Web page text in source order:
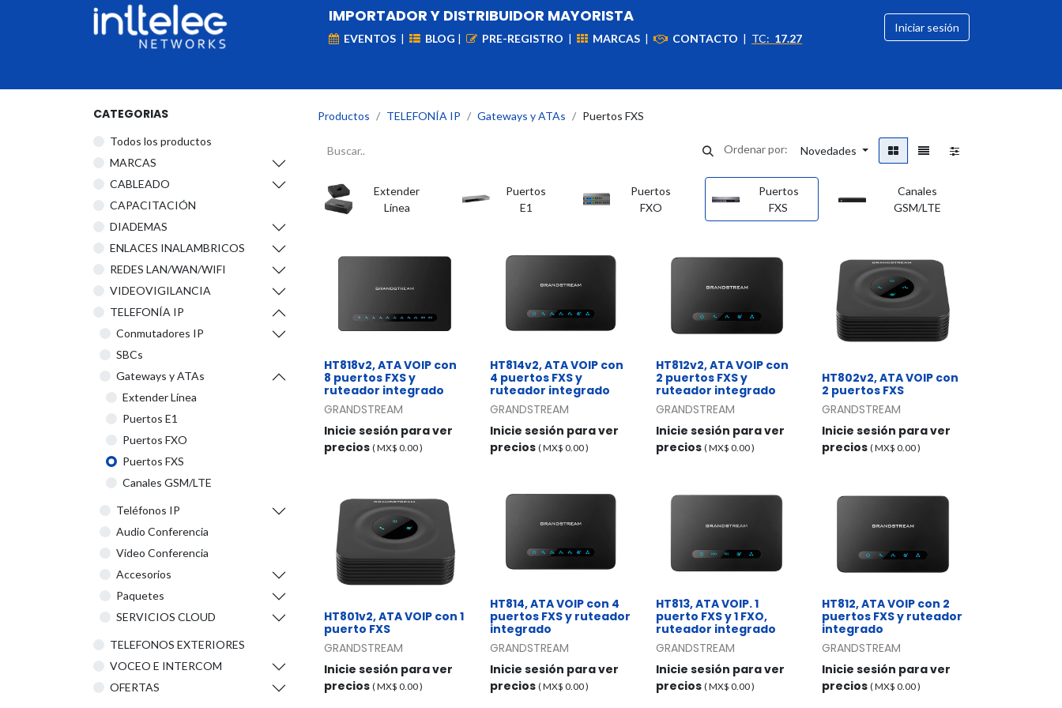
IMPORTADOR Y DISTRIBUIDOR MAYORISTA
EVENTOS | BLOG | PRE-REGISTRO | MARCAS | CONTACTO | TC: 17.27
Iniciar sesión
CATEGORIAS
Todos los productos
​MARCAS
CABLEADO
CAPACITACIÓN
DIADEMAS
ENLACES INALAMBRICOS
REDES LAN/WAN/WIFI
VIDEOVIGILANCIA
TELEFONÍA IP
Conmutadores IP
SBCs
Gateways y ATAs
Extender Línea
Puertos E1
Puertos FXO
Puertos FXS
Canales GSM/LTE
Teléfonos IP
Audio Conferencia
Video Conferencia
Accesorios
Paquetes
SERVICIOS CLOUD
TELEFONOS EXTERIORES
VOCEO E INTERCOM
OFERTAS
Productos TELEFONÍA IP Gateways y ATAs Puertos FXS
Ordenar por: Novedades
Extender
Línea
Puertos
E1
Puertos
FXO
Puertos
FXS
Canales
GSM/LTE
HT818v2, ATA VOIP con
8 puertos FXS y
ruteador integrado
GRANDSTREAM
Inicie sesión para ver
precios ( MX$ 0.00)
HT814v2, ATA VOIP con
4 puertos FXS y
ruteador integrado
GRANDSTREAM
Inicie sesión para ver
precios ( MX$ 0.00)
HT812v2, ATA VOIP con
2 puertos FXS y
ruteador integrado
GRANDSTREAM
Inicie sesión para ver
precios ( MX$ 0.00)
HT802v2, ATA VOIP con
2 puertos FXS
GRANDSTREAM
Inicie sesión para ver
precios ( MX$ 0.00)
HT801v2, ATA VOIP con 1
puerto FXS
GRANDSTREAM
Inicie sesión para ver
precios ( MX$ 0.00)
HT814, ATA VOIP con 4
puertos FXS y ruteador
integrado
GRANDSTREAM
Inicie sesión para ver
precios ( MX$ 0.00)
HT813, ATA VOIP. 1
puerto FXS y 1 FXO,
ruteador integrado
GRANDSTREAM
Inicie sesión para ver
precios ( MX$ 0.00)
HT812, ATA VOIP con 2
puertos FXS y ruteador
integrado
GRANDSTREAM
Inicie sesión para ver
precios ( MX$ 0.00)